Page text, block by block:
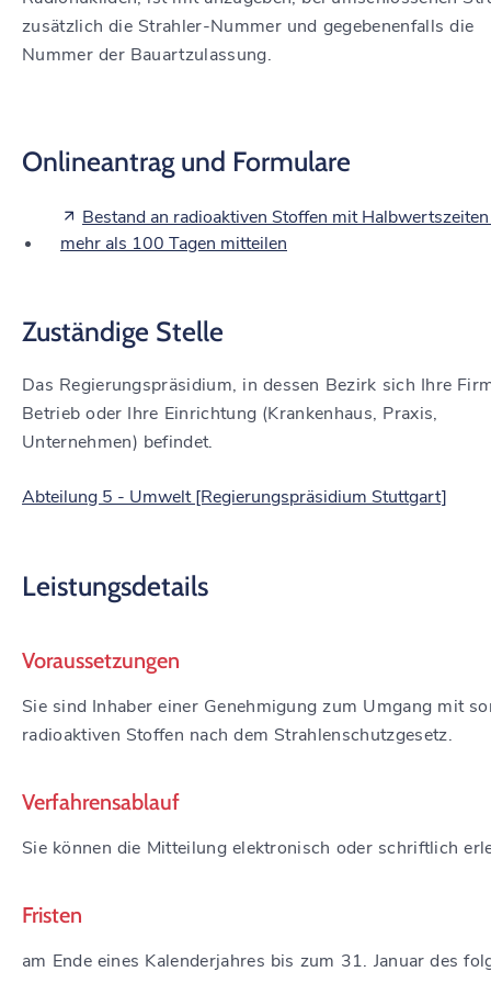
zusätzlich die Strahler-Nummer und gegebenenfalls die
Nummer der Bauartzulassung.
Onlineantrag und Formulare
Bestand an radioaktiven Stoffen mit
mehr als 100 Tagen mitteilen
Zuständige Stelle
Das Regierungspräsidium, in dessen Bezirk sich Ihre
Betrieb oder Ihre Einrichtung (Krankenhaus, Praxis,
Unternehmen) befindet.
Abteilung 5 - Umwelt [Regierungspräsidium Stuttgart]
Leistungsdetails
Voraussetzungen
Sie sind Inhaber einer Genehmigung zum Umgang mit
radioaktiven Stoffen nach dem Strahlenschutzgesetz.
Verfahrensablauf
Sie können die Mitteilung elektronisch oder schriftlich
Fristen
am Ende eines Kalenderjahres bis zum 31. Januar des